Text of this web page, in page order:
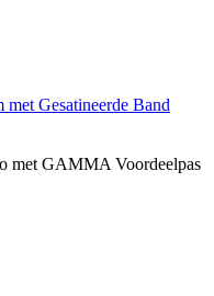
Gesatineerde Band
met GAMMA Voordeelpas